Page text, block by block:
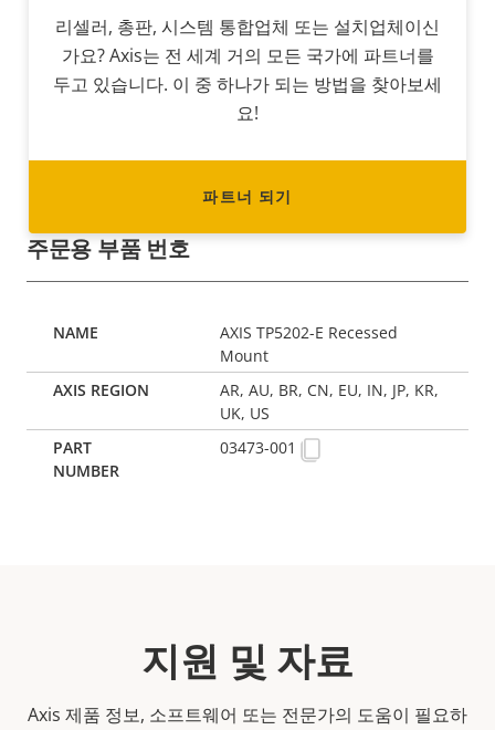
리셀러, 총판, 시스템 통합업체 또는 설치업체이신
가요? Axis는 전 세계 거의 모든 국가에 파트너를
두고 있습니다. 이 중 하나가 되는 방법을 찾아보세
요!
파트너 되기
주문용 부품 번호
AXIS TP5202-E Recessed
Mount
AR, AU, BR, CN, EU, IN, JP, KR,
UK, US
03473-001
지원 및 자료
Axis 제품 정보, 소프트웨어 또는 전문가의 도움이 필요하